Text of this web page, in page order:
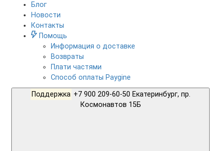
Блог
Новости
Контакты
Помощь
Информация о доставке
Возвраты
Плати частями
Способ оплаты Paygine
Поддержка +7 900 209-60-50 Екатеринбург, пр.